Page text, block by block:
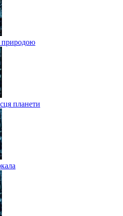
природою
планети